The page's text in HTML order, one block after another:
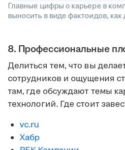
Главные цифры о карьере в
выносить в виде фактоидов, как
8. Профессиональные
Делиться тем, что вы
сотрудников и ощущения
там, где обсуждают темы
технологий. Где стоит
vc.ru
Хабр